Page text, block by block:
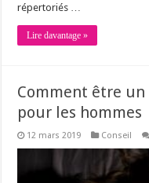
répertoriés …
Lire davantage »
Comment être
pour les hommes
12 mars 2019 Conseil